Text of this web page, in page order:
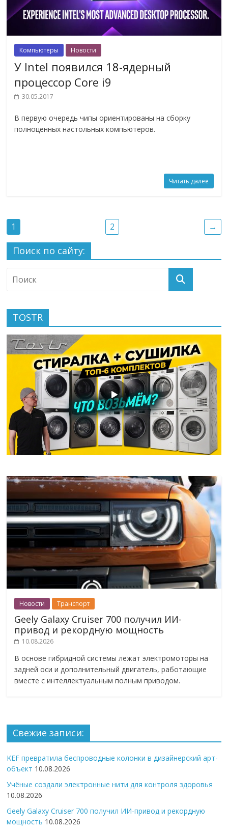
Компьютеры Новости
У Intel появился 18-ядерный
процессор Core i9
30.05.2017
В первую очередь чипы ориентированы на сборку
полноценных настольных компьютеров.
Читать далее
1 2 →
Поиск по сайту:
TOSTR
Новости Транспорт
Geely Galaxy Cruiser 700 получил ИИ-
привод и рекордную мощность
10.08.2026
В основе гибридной системы лежат электромоторы на
задней оси и дополнительный двигатель, работающие
вместе с интеллектуальным полным приводом.
Свежие записи:
KEF превратила беспроводные колонки в дизайнерский арт-
объект 10.08.2026
Учёные создали электронные нити для контроля здоровья
10.08.2026
Geely Galaxy Cruiser 700 получил ИИ-привод и рекордную
мощность 10.08.2026